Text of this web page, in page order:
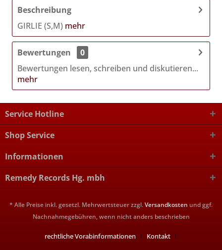
Beschreibung
GIRLIE (S,M) mehr
Bewertungen
0
Bewertungen lesen, schreiben und diskutieren...
mehr
Service Hotline
Shop Service
Informationen
Remedy Records Hg. mbh
* Alle Preise inkl. gesetzl. Mehrwertsteuer zzgl.Versandkosten und ggf.
Nachnahmegebühren, wenn nicht anders beschrieben
rechtliche Vorabinformationen
Kontakt